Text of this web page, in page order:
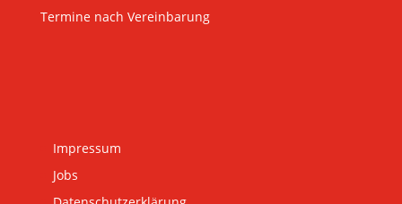
Termine nach Vereinbarung
Impressum
Jobs